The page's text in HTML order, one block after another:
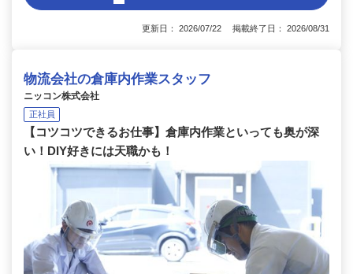
更新日： 2026/07/22 掲載終了日： 2026/08/31
物流会社の倉庫内作業スタッフ
ニッコン株式会社
正社員
【コツコツできるお仕事】倉庫内作業といっても奥が深
い！DIY好きには天職かも！